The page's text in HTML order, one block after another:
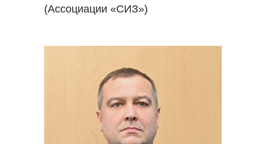
(Ассоциации «СИЗ»)